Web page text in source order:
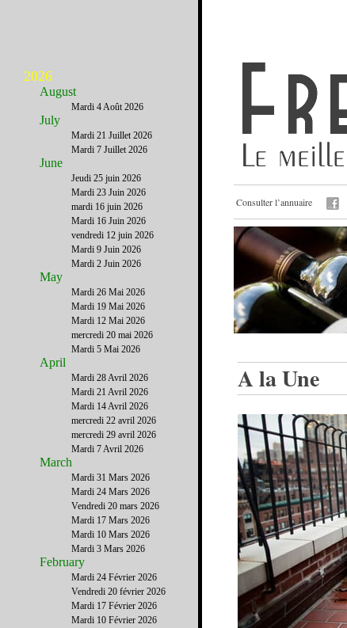
Consulter l’annuaire
A la Une
2026
August
Mardi 4 Août 2026
July
Mardi 21 Juillet 2026
Mardi 7 Juillet 2026
June
Jeudi 25 juin 2026
Mardi 23 Juin 2026
mardi 16 juin 2026
Mardi 16 Juin 2026
vendredi 12 juin 2026
Mardi 9 Juin 2026
Mardi 2 Juin 2026
May
Mardi 26 Mai 2026
Mardi 19 Mai 2026
Mardi 12 Mai 2026
mercredi 20 mai 2026
Mardi 5 Mai 2026
April
Mardi 28 Avril 2026
Mardi 21 Avril 2026
Mardi 14 Avril 2026
mercredi 22 avril 2026
mercredi 29 avril 2026
Mardi 7 Avril 2026
March
Mardi 31 Mars 2026
Mardi 24 Mars 2026
Vendredi 20 mars 2026
Mardi 17 Mars 2026
Mardi 10 Mars 2026
Mardi 3 Mars 2026
February
Mardi 24 Février 2026
Vendredi 20 février 2026
Mardi 17 Février 2026
Mardi 10 Février 2026